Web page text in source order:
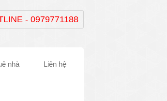
- 0979771188
nhà Liên hệ